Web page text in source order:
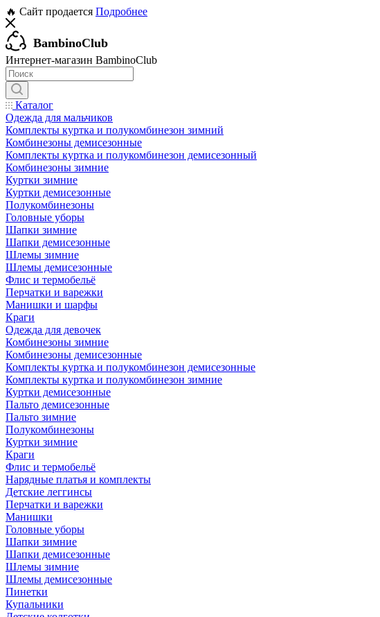
🔥 Сайт продается Подробнее
BambinoClub
Интернет-магазин BambinoClub
Каталог
Одежда для мальчиков
Комплекты куртка и полукомбинезон зимний
Комбинезоны демисезонные
Комплекты куртка и полукомбинезон демисезонный
Комбинезоны зимние
Куртки зимние
Куртки демисезонные
Полукомбинезоны
Головные уборы
Шапки зимние
Шапки демисезонные
Шлемы зимние
Шлемы демисезонные
Флис и термобельё
Перчатки и варежки
Манишки и шарфы
Краги
Одежда для девочек
Комбинезоны зимние
Комбинезоны демисезонные
Комплекты куртка и полукомбинезон демисезонные
Комплекты куртка и полукомбинезон зимние
Куртки демисезонные
Пальто демисезонные
Пальто зимние
Полукомбинезоны
Куртки зимние
Краги
Флис и термобельё
Нарядные платья и комплекты
Детские леггинсы
Перчатки и варежки
Манишки
Головные уборы
Шапки зимние
Шапки демисезонные
Шлемы зимние
Шлемы демисезонные
Пинетки
Купальники